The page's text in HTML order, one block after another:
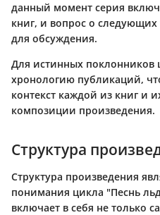
данный момент серия
книг, и вопрос о следующих
для обсуждения.
Для истинных поклонников
хронологию публикаций,
контекст каждой из книг и
композиции произведения.
Структура
Структура произведения
понимания цикла "Песнь
включает в себя не только